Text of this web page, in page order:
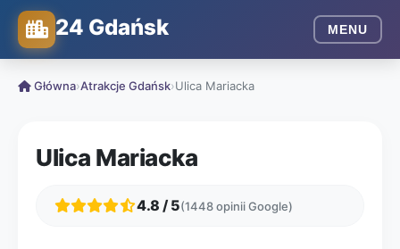
24 Gdańsk MENU
Główna›Atrakcje Gdańsk›Ulica Mariacka
Ulica Mariacka
4.8 / 5(1448 opinii Google)